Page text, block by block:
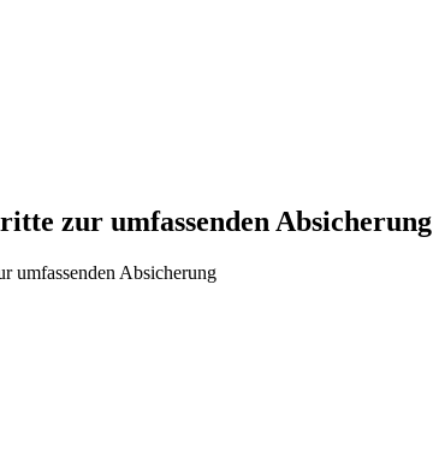
zur umfassenden Absicherung
umfassenden Absicherung